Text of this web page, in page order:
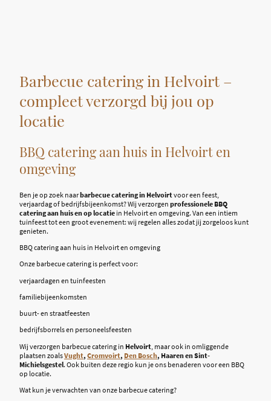
Barbecue catering in Helvoirt –
compleet verzorgd bij jou op
locatie
BBQ catering aan huis in Helvoirt en
omgeving
Ben je op zoek naarbarbecue catering in Helvoirtvoor een feest,
verjaardag of bedrijfsbijeenkomst? Wij verzorgen professionele BBQ
catering aan huis en op locatie in Helvoirt en omgeving. Van een intiem
tuinfeest tot een groot evenement: wij regelen alles zodat jij zorgeloos kunt
genieten.
BBQ catering aan huis in Helvoirt en omgeving
Onze barbecue catering is perfect voor:
verjaardagen en tuinfeesten
familiebijeenkomsten
buurt- en straatfeesten
bedrijfsborrels en personeelsfeesten
Wij verzorgen barbecue catering in Helvoirt , maar ook in omliggende
plaatsen zoalsVught, Cromvoirt, Den Bosch, Haaren en Sint-
Michielsgestel. Ook buiten deze regio kun je ons benaderen voor een BBQ
op locatie.
Wat kun je verwachten van onze barbecue catering?